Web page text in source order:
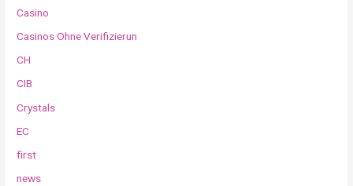
Casino
Casinos Ohne Verifizierun
CH
CIB
Crystals
EC
first
news